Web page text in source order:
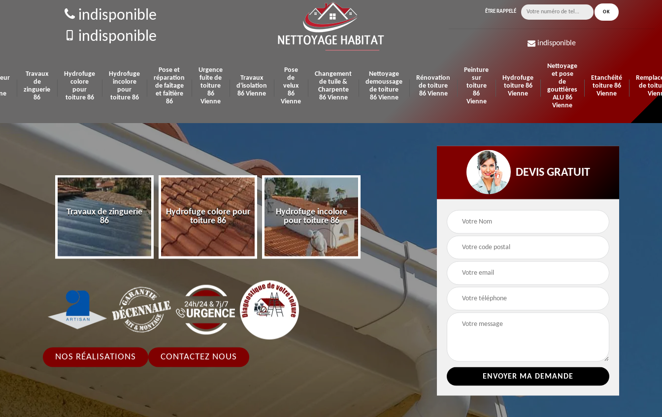
indisponible
indisponible
ÊTRE RAPPELÉ
indisponible
Travaux
de
zinguerie
86
Hydrofuge
colore
pour
toiture 86
Hydrofuge
incolore
pour
toiture 86
Pose et
réparation
de faîtage
et faîtière
86
Urgence
fuite de
toiture
86
Vienne
Travaux
d'isolation
86 Vienne
Pose
de
velux
86
Vienne
Changement
de tuile &
Charpente
86 Vienne
Nettoyage
demoussage
de toiture
86 Vienne
Rénovation
de toiture
86 Vienne
Peinture
sur
toiture
86
Vienne
Hydrofuge
toiture 86
Vienne
Nettoyage
et pose
de
gouttières
ALU 86
Vienne
Etanchéité
toiture 86
Vienne
de
Travaux de zinguerie
86
Hydrofuge colore pour
toiture 86
Hydrofuge incolore
pour toiture 86
Pose et réparation de
faîtage et faîtière 86
Urgence fuite de
toiture 86 Vienne
Travaux d'isolation 86
Vienne
NOS RÉALISATIONS CONTACTEZ NOUS
DEVIS GRATUIT